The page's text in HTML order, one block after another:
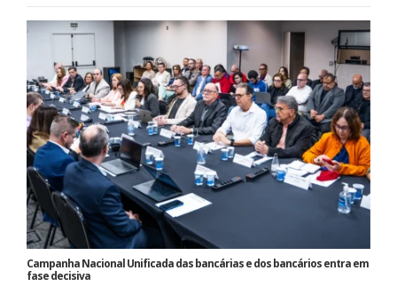
Campanha Nacional Unificada das bancárias e dos bancários entra em
fase decisiva